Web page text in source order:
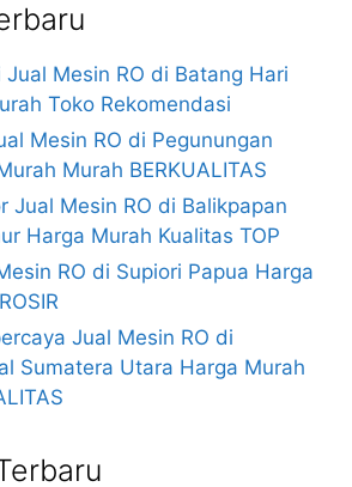
Jual Mesin RO di Batang Hari
Toko Rekomendasi
Mesin RO di Pegunungan
Murah BERKUALITAS
Jual Mesin RO di Balikpapan
Harga Murah Kualitas TOP
RO di Supiori Papua Harga
Jual Mesin RO di
Sumatera Utara Harga Murah